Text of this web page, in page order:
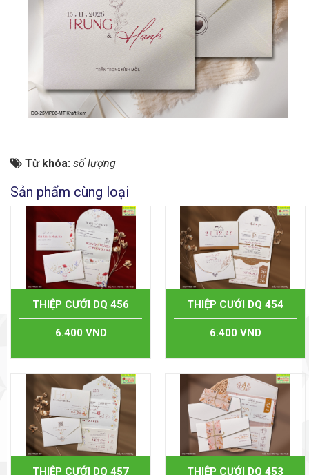
Từ khóa: số lượng
Sản phẩm cùng loại
THIỆP CƯỚI DQ 456
6.400 VND
THIỆP CƯỚI DQ 454
6.400 VND
THIỆP CƯỚI DQ 457 THIỆP CƯỚI DQ 453